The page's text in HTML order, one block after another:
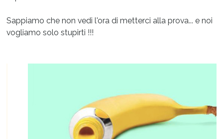
Sappiamo che non vedi l'ora di metterci alla prova... e noi
vogliamo solo stupirti !!!